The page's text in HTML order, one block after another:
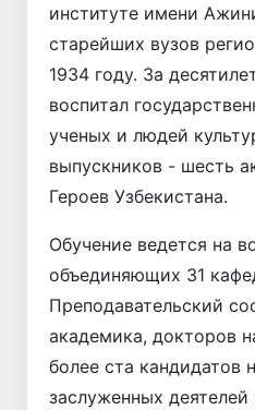
институте имени
старейших вузов
1934 году. За
воспитал
ученых и людей
выпускников - шесть
Героев Узбекистана.
Обучение ведется на
объединяющих 31
Преподавательский
академика, докторов
более ста кандидатов
заслуженных деятелей